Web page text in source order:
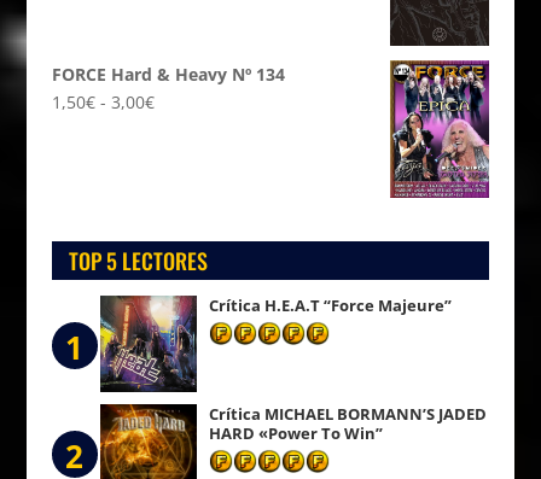
FORCE Hard & Heavy Nº 134
1,50€ - 3,00€Rango
hasta
3,00€
TOP 5 LECTORES
1
Crítica H.E.A.T “Force Majeure”
2
Crítica MICHAEL BORMANN’S JADED
HARD «Power To Win”